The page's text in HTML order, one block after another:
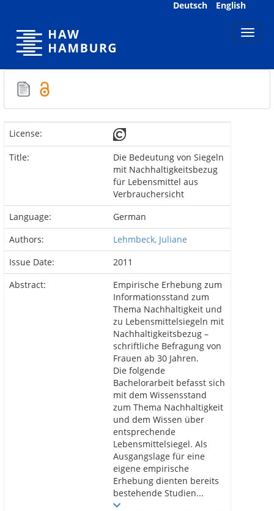
Deutsch English
License:
Title:
Die Bedeutung von Siegeln
mit Nachhaltigkeitsbezug
für Lebensmittel aus
Verbrauchersicht
Language:
German
Authors:
Lehmbeck, Juliane
Issue Date:
2011
Abstract:
Empirische Erhebung zum
Informationsstand zum
Thema Nachhaltigkeit und
zu Lebensmittelsiegeln mit
Nachhaltigkeitsbezug –
schriftliche Befragung von
Frauen ab 30 Jahren.
Die folgende
Bachelorarbeit befasst sich
mit dem Wissensstand
zum Thema Nachhaltigkeit
und dem Wissen über
entsprechende
Lebensmittelsiegel. Als
Ausgangslage für eine
eigene empirische
Erhebung dienten bereits
bestehende Studien...